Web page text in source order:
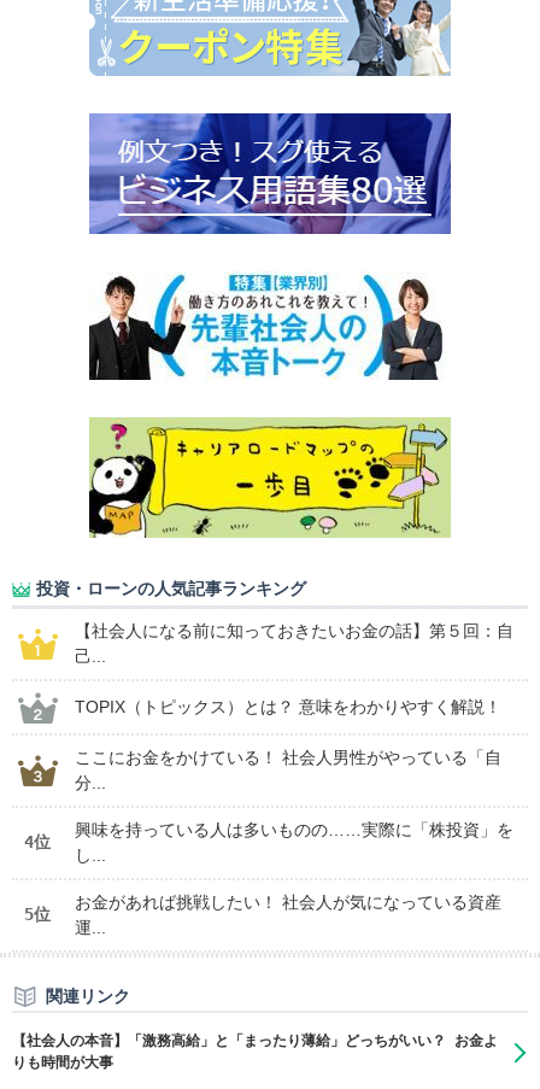
投資・ローンの人気記事ランキング
【社会人になる前に知っておきたいお金の話】第５回：自
己...
TOPIX（トピックス）とは？ 意味をわかりやすく解説！
ここにお金をかけている！ 社会人男性がやっている「自
分...
4位
興味を持っている人は多いものの……実際に「株投資」を
し...
5位
お金があれば挑戦したい！ 社会人が気になっている資産
運...
関連リンク
【社会人の本音】「激務高給」と「まったり薄給」どっちがいい？ お金よ
りも時間が大事